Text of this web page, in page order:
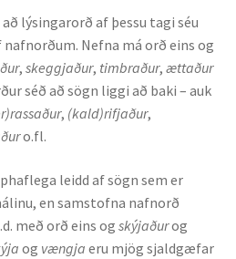
lýsingarorð af þessu tagi séu
Nefna má orð eins og
, skeggjaður, timbraður, ættaður
séð að sögn liggi að baki – auk
, (kald)rifjaður,
o.fl.
leidd af sögn sem er
en samstofna nafnorð
með orð eins og skýjaðurog
og vængja eru mjög sjaldgæfar